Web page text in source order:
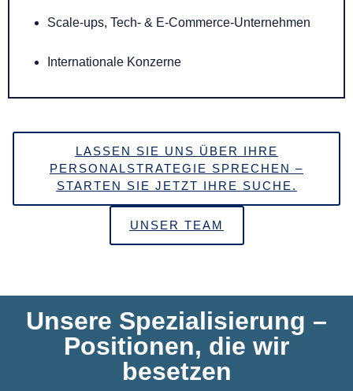
Scale-ups, Tech- & E-Commerce-Unternehmen
Internationale Konzerne
LASSEN SIE UNS ÜBER IHRE
PERSONALSTRATEGIE SPRECHEN –
STARTEN SIE JETZT IHRE SUCHE.
UNSER TEAM
Unsere Spezialisierung –
Positionen, die wir
besetzen